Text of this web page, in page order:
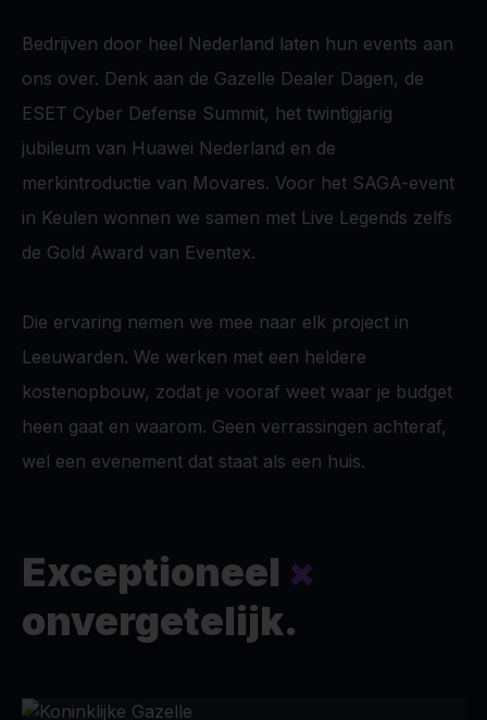
Bedrijven door heel Nederland laten hun events aan
ons over. Denk aan de Gazelle Dealer Dagen, de
ESET Cyber Defense Summit, het twintigjarig
jubileum van Huawei Nederland en de
merkintroductie van Movares. Voor het SAGA-event
in Keulen wonnen we samen met Live Legends zelfs
de Gold Award van Eventex.
Die ervaring nemen we mee naar elk project in
Leeuwarden. We werken met een heldere
kostenopbouw, zodat je vooraf weet waar je budget
heen gaat en waarom. Geen verrassingen achteraf,
wel een evenement dat staat als een huis.
Exceptioneel ×
onvergetelijk.